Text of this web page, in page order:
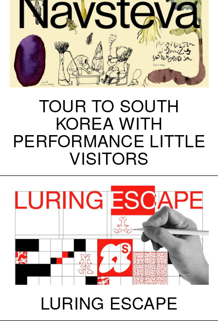
TOUR TO SOUTH
KOREA WITH
PERFORMANCE LITTLE
VISITORS
LURING ESCAPE